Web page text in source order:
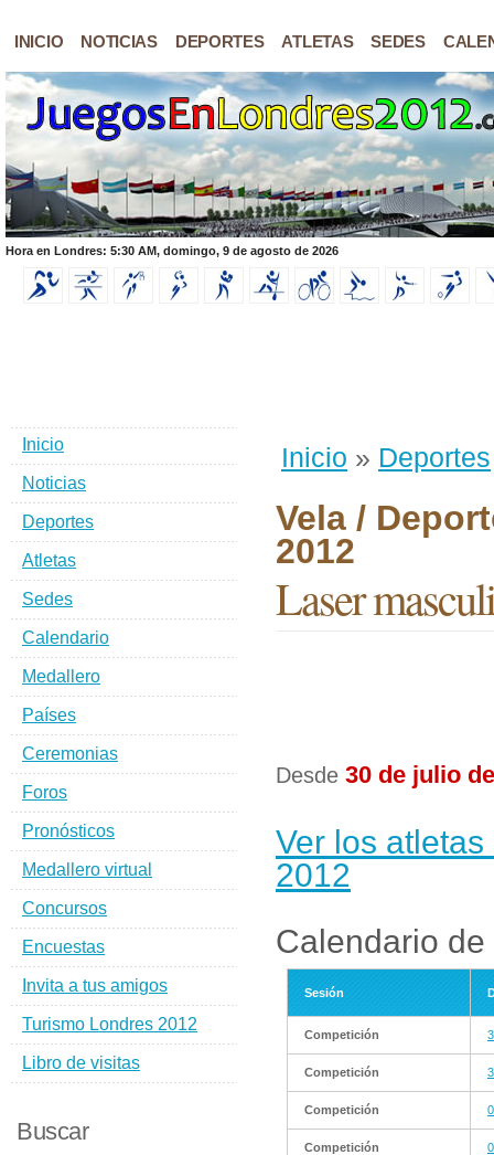
INICIO NOTICIAS DEPORTES ATLETAS SEDES
Hora en Londres: 5:30 AM, domingo, 9 de agosto de 2026
Inicio » Deportes
Vela /
2012
Laser
Desde 30 de julio
Ver los
2012
Calendario
Sesión
Competición
Competición
Competición
Competición
Inicio
Noticias
Deportes
Atletas
Sedes
Calendario
Medallero
Países
Ceremonias
Foros
Pronósticos
Medallero virtual
Concursos
Encuestas
Invita a tus amigos
Turismo Londres 2012
Libro de visitas
Buscar